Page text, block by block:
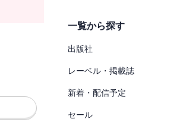
一覧から探す
出版社
レーベル・掲載誌
新着・配信予定
セール